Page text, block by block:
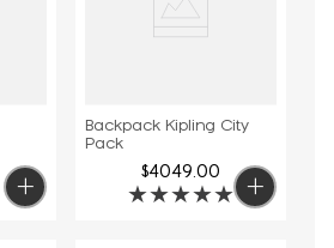
Backpack Kipling City
Pack
$4049.00
★★★★★